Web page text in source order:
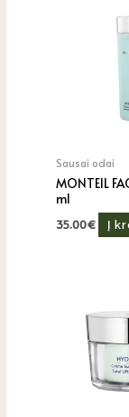
Sausai odai
MONTEIL
ml
35.00€ Į